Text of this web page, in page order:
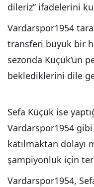
dileriz” ifadelerini
Vardarspor1954
transferi büyük bir
sezonda Küçük’ün
beklediklerini dile
Sefa Küçük ise
Vardarspor1954
katılmaktan dolayı
şampiyonluk için
Vardarspor1954,